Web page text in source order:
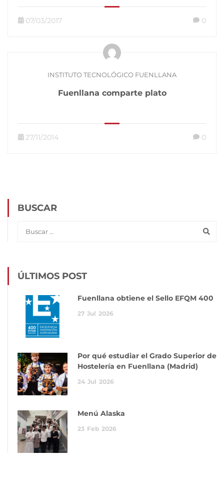
07/03/2017 0
INSTITUTO TECNOLÓGICO FUENLLANA
Fuenllana comparte plato
27/11/2014 0
BUSCAR
ÚLTIMOS POST
Fuenllana obtiene el Sello EFQM 400
27 Jul 2026
Por qué estudiar el Grado Superior de
Hostelería en Fuenllana (Madrid)
24 Jul 2026
Menú Alaska
23 Feb 2026